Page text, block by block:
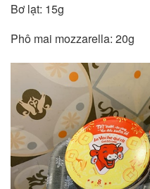
Bơ lạt: 15g
Phô mai mozzarella: 20g